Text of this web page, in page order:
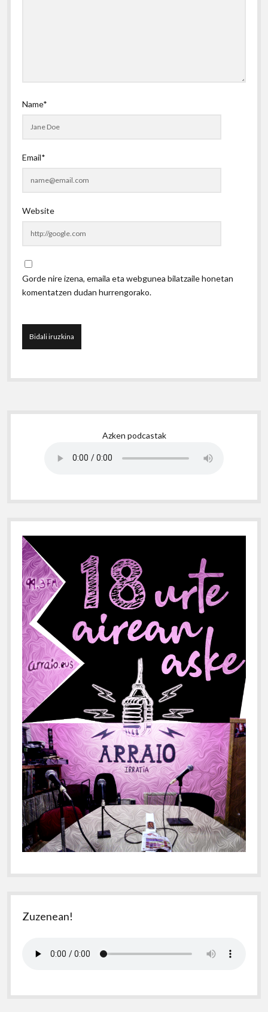
Name*
Email*
Website
Gorde nire izena, emaila eta webgunea bilatzaile honetan
komentatzen dudan hurrengorako.
Sidebar
Azken podcastak
Zuzenean!